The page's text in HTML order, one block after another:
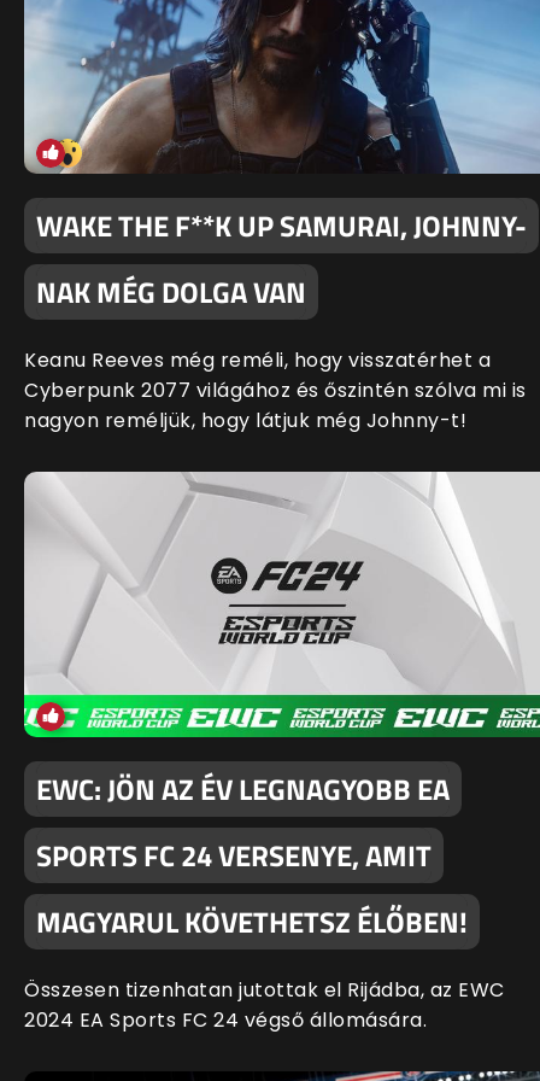
WAKE THE F**K UP SAMURAI, JOHNNY-
NAK MÉG DOLGA VAN
Keanu Reeves még reméli, hogy visszatérhet a
Cyberpunk 2077 világához és őszintén szólva mi is
nagyon reméljük, hogy látjuk még Johnny-t!
EWC: JÖN AZ ÉV LEGNAGYOBB EA
SPORTS FC 24 VERSENYE, AMIT
MAGYARUL KÖVETHETSZ ÉLŐBEN!
Összesen tizenhatan jutottak el Rijádba, az EWC
2024 EA Sports FC 24 végső állomására.